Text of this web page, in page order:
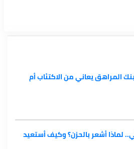
المراهق يعاني من الاكتئاب أم
لماذا أشعر بالحزن؟ وكيف أستعيد